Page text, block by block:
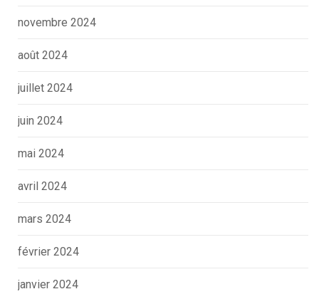
novembre 2024
août 2024
juillet 2024
juin 2024
mai 2024
avril 2024
mars 2024
février 2024
janvier 2024